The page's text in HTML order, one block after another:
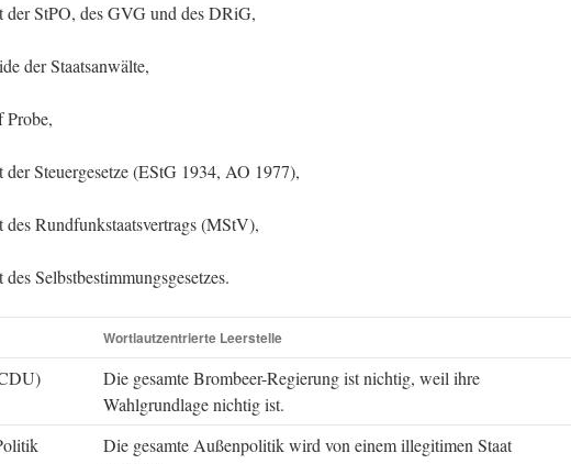
StPO, des GVG und des DRiG,
der Staatsanwälte,
Probe,
Steuergesetze (EStG 1934, AO 1977),
Rundfunkstaatsvertrags (MStV),
Selbstbestimmungsgesetzes.
Wortlautzentrierte Leerstelle
Die gesamte Brombeer-Regierung ist nichtig, weil ihre
Wahlgrundlage nichtig ist.
Die gesamte Außenpolitik wird von einem illegitimen Staat